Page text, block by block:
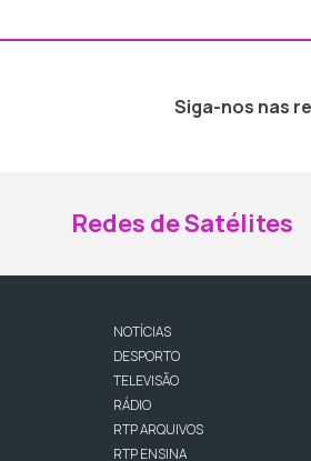
Siga-nos nas
Redes de Satélites
NOTÍCIAS
DESPORTO
TELEVISÃO
RÁDIO
RTP ARQUIVOS
RTP ENSINA